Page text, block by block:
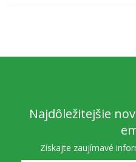
Najdôležitejšie
Získajte zaujímavé